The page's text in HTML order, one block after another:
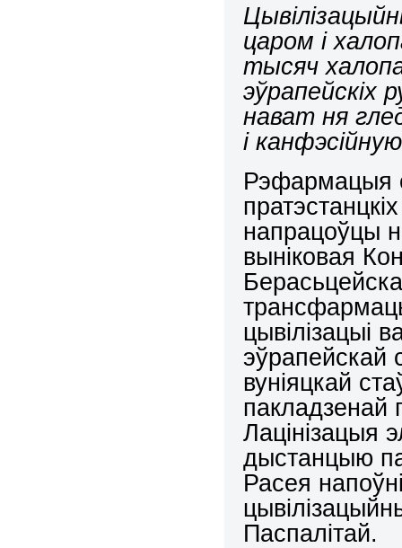
царом і
тысяч
эўрапейскіх
нават ня
і
Рэфармацыя
напрацоўцы
выніковая
цывілізацыі
эўрапейскай
вуніяцкай
пакладзенай
Лацінізацыя
дыстанцыю
Расея
Паспалітай.